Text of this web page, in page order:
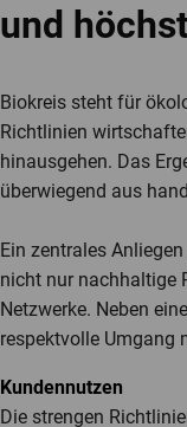
und
Biokreis steht für
Richtlinien
hinausgehen. Das
überwiegend aus
Ein zentrales
nicht nur nachhaltige
Netzwerke. Neben
respektvolle Umgang
Kundennutzen
Die strengen